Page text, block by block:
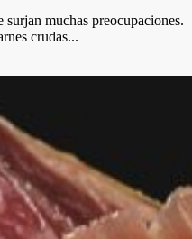
muchas preocupaciones.
crudas...